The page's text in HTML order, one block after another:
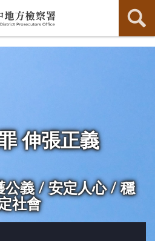
伸張正義
公義 / 安定人心 / 穩
社會